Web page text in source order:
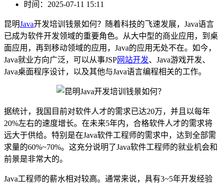
时间：2025-07-11 15:11
昆明Java开发培训钱景如何？随着科技的飞速发展，Java语言
已成为软件开发领域的重要角色。从大中型的商业应用，到桌
面应用，再到移动领域的应用，Java的应用无处不在。如今，
Java就业方向广泛，可以从事JSP网站开发、Java游戏开发、
Java桌面程序设计，以及其他与Java语言编程相关的工作。
据统计，我国目前对软件人才的需求已达20万，并且以每年
20%左右的速度增长。在未来5年内，合格软件人才的需求将
远大于供给。特别是在Java软件工程师的需求中，达到全部需
求量的60%~70%。这充分说明了Java软件工程师的就业机会和
前景是非常大的。
Java工程师的薪水相对较高。通常来说，具有3~5年开发经验